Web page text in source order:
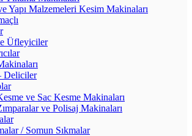
Yapı Malzemeleri Kesim Makinaları
Üfleyiciler
Deliciler
ve Sac Kesme Makinaları
ve Polisaj Makinaları
/ Somun Sıkmalar